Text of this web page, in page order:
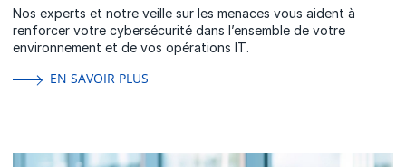
Nos experts et notre veille sur les menaces vous aident à
renforcer votre cybersécurité dans l’ensemble de votre
environnement et de vos opérations IT.
EN SAVOIR PLUS